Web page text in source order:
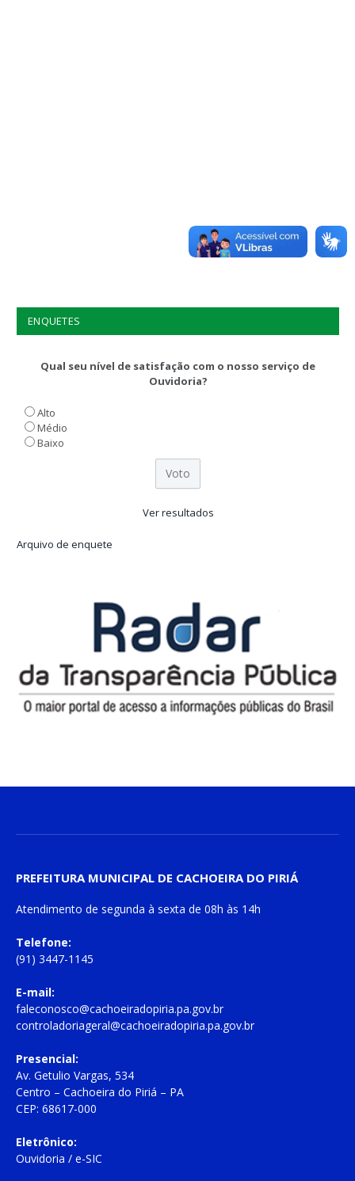
ENQUETES
Qual seu nível de satisfação com o nosso serviço de
Ouvidoria?
Alto
Médio
Baixo
Ver resultados
Arquivo de enquete
PREFEITURA MUNICIPAL DE CACHOEIRA DO PIRIÁ
Atendimento de segunda à sexta de 08h às 14h
Telefone:
(91) 3447-1145
E-mail:
faleconosco@cachoeiradopiria.pa.gov.br
controladoriageral@cachoeiradopiria.pa.gov.br
Presencial:
Av. Getulio Vargas, 534
Centro – Cachoeira do Piriá – PA
CEP: 68617-000
Eletrônico:
Ouvidoria / e-SIC